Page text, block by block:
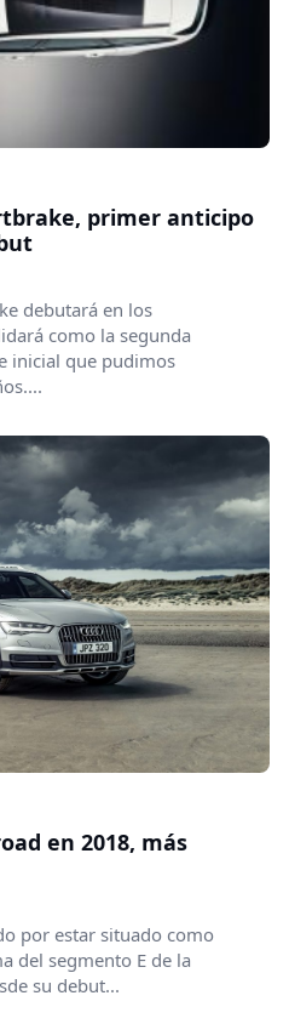
primer anticipo
debutará en los
como la segunda
inicial que pudimos
en 2018, más
por estar situado como
del segmento E de la
su debut...